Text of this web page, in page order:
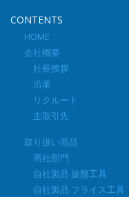
CONTENTS
HOME
会社概要
社長挨拶
沿革
リクルート
主取引先
取り扱い商品
商社部門
自社製品 旋盤工具
自社製品 フライス工具